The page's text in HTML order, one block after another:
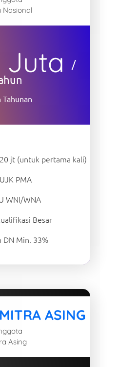
Nasional
Juta
/
Tahunan
jt (untuk pertama kali)
PMA
WNI/WNA
Besar
DN Min. 33%
ASING
Asing